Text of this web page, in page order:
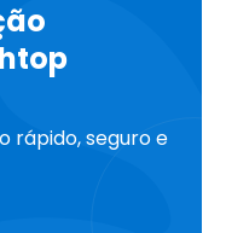
rápido, seguro e